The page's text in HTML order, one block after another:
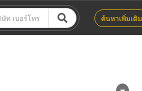
ค้นหาเพิ่มเติม